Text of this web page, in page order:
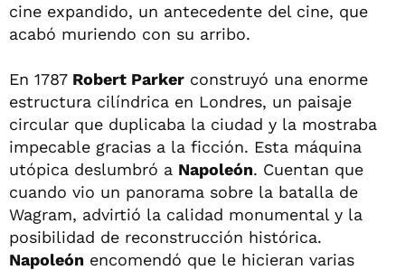
cine expandido, un antecedente del cine, que
acabó muriendo con su arribo.
En 1787 Robert Parker construyó una enorme
estructura cilíndrica en Londres, un paisaje
circular que duplicaba la ciudad y la mostraba
impecable gracias a la ficción. Esta máquina
utópica deslumbró a Napoleón. Cuentan que
cuando vio un panorama sobre la batalla de
Wagram, advirtió la calidad monumental y la
posibilidad de reconstrucción histórica.
Napoleón encomendó que le hicieran varias